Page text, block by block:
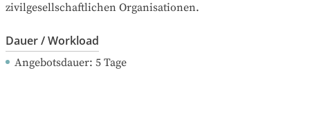
zivilgesellschaftlichen Organisationen.
Dauer / Workload
Angebotsdauer: 5 Tage